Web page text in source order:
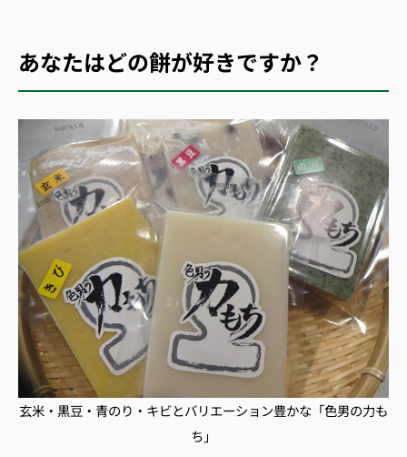
あなたはどの餅が好きですか？
玄米・黒豆・青のり・キビとバリエーション豊かな「色男の力も
ち」